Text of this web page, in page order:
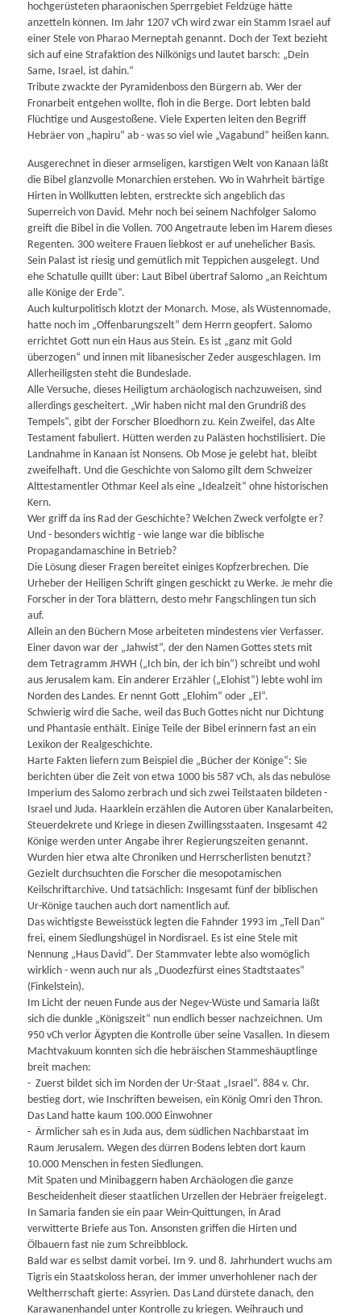
hochgerüsteten pharaonischen Sperrgebiet Feldzüge hätte
anzetteln können. Im Jahr 1207 vCh wird zwar ein Stamm Israel auf
einer Stele von Pharao Merneptah genannt. Doch der Text bezieht
sich auf eine Strafaktion des Nilkönigs und lautet barsch: „Dein
Same, Israel, ist dahin.“
Tribute zwackte der Pyramidenboss den Bürgern ab. Wer der
Fronarbeit entgehen wollte, floh in die Berge. Dort lebten bald
Flüchtige und Ausgestoßene. Viele Experten leiten den Begriff
Hebräer von „hapiru“ ab - was so viel wie „Vagabund“ heißen kann.
Ausgerechnet in dieser armseligen, karstigen Welt von Kanaan läßt
die Bibel glanzvolle Monarchien erstehen. Wo in Wahrheit bärtige
Hirten in Wollkutten lebten, erstreckte sich angeblich das
Superreich von David. Mehr noch bei seinem Nachfolger Salomo
greift die Bibel in die Vollen. 700 Angetraute leben im Harem dieses
Regenten. 300 weitere Frauen liebkost er auf unehelicher Basis.
Sein Palast ist riesig und gemütlich mit Teppichen ausgelegt. Und
ehe Schatulle quillt über: Laut Bibel übertraf Salomo „an Reichtum
alle Könige der Erde“.
Auch kulturpolitisch klotzt der Monarch. Mose, als Wüstennomade,
hatte noch im „Offenbarungszelt“ dem Herrn geopfert. Salomo
errichtet Gott nun ein Haus aus Stein. Es ist „ganz mit Gold
überzogen“ und innen mit libanesischer Zeder ausgeschlagen. Im
Allerheiligsten steht die Bundeslade.
Alle Versuche, dieses Heiligtum archäologisch nachzuweisen, sind
allerdings gescheitert. „Wir haben nicht mal den Grundriß des
Tempels“, gibt der Forscher Bloedhorn zu. Kein Zweifel, das Alte
Testament fabuliert. Hütten werden zu Palästen hochstilisiert. Die
Landnahme in Kanaan ist Nonsens. Ob Mose je gelebt hat, bleibt
zweifelhaft. Und die Geschichte von Salomo gilt dem Schweizer
Alttestamentler Othmar Keel als eine „Idealzeit“ ohne historischen
Kern.
Wer griff da ins Rad der Geschichte? Welchen Zweck verfolgte er?
Und - besonders wichtig - wie lange war die biblische
Propagandamaschine in Betrieb?
Die Lösung dieser Fragen bereitet einiges Kopfzerbrechen. Die
Urheber der Heiligen Schrift gingen geschickt zu Werke. Je mehr die
Forscher in der Tora blättern, desto mehr Fangschlingen tun sich
auf.
Allein an den Büchern Mose arbeiteten mindestens vier Verfasser.
Einer davon war der „Jahwist“, der den Namen Gottes stets mit
dem Tetragramm JHWH („Ich bin, der ich bin“) schreibt und wohl
aus Jerusalem kam. Ein anderer Erzähler („Elohist“) lebte wohl im
Norden des Landes. Er nennt Gott „Elohim“ oder „El“.
Schwierig wird die Sache, weil das Buch Gottes nicht nur Dichtung
und Phantasie enthält. Einige Teile der Bibel erinnern fast an ein
Lexikon der Realgeschichte.
Harte Fakten liefern zum Beispiel die „Bücher der Könige“: Sie
berichten über die Zeit von etwa 1000 bis 587 vCh, als das nebulöse
Imperium des Salomo zerbrach und sich zwei Teilstaaten bildeten -
Israel und Juda. Haarklein erzählen die Autoren über Kanalarbeiten,
Steuerdekrete und Kriege in diesen Zwillingsstaaten. Insgesamt 42
Könige werden unter Angabe ihrer Regierungszeiten genannt.
Wurden hier etwa alte Chroniken und Herrscherlisten benutzt?
Gezielt durchsuchten die Forscher die mesopotamischen
Keilschriftarchive. Und tatsächlich: Insgesamt fünf der biblischen
Ur-Könige tauchen auch dort namentlich auf.
Das wichtigste Beweisstück legten die Fahnder 1993 im „Tell Dan“
frei, einem Siedlungshügel in Nordisrael. Es ist eine Stele mit
Nennung „Haus David“. Der Stammvater lebte also womöglich
wirklich - wenn auch nur als „Duodezfürst eines Stadtstaates“
(Finkelstein).
Im Licht der neuen Funde aus der Negev-Wüste und Samaria läßt
sich die dunkle „Königszeit“ nun endlich besser nachzeichnen. Um
950 vCh verlor Ägypten die Kontrolle über seine Vasallen. In diesem
Machtvakuum konnten sich die hebräischen Stammeshäuptlinge
breit machen:
- Zuerst bildet sich im Norden der Ur-Staat „Israel“. 884 v. Chr.
bestieg dort, wie Inschriften beweisen, ein König Omri den Thron.
Das Land hatte kaum 100.000 Einwohner
- Ärmlicher sah es in Juda aus, dem südlichen Nachbarstaat im
Raum Jerusalem. Wegen des dürren Bodens lebten dort kaum
10.000 Menschen in festen Siedlungen.
Mit Spaten und Minibaggern haben Archäologen die ganze
Bescheidenheit dieser staatlichen Urzellen der Hebräer freigelegt.
In Samaria fanden sie ein paar Wein-Quittungen, in Arad
verwitterte Briefe aus Ton. Ansonsten griffen die Hirten und
Ölbauern fast nie zum Schreibblock.
Bald war es selbst damit vorbei. Im 9. und 8. Jahrhundert wuchs am
Tigris ein Staatskoloss heran, der immer unverhohlener nach der
Weltherrschaft gierte: Assyrien. Das Land dürstete danach, den
Karawanenhandel unter Kontrolle zu kriegen. Weihrauch und